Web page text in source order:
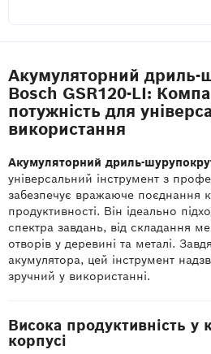
Акумуляторний дриль-
Bosch GSR120-LI:
потужність для
використання
Акумуляторний дриль-
універсальний інструмент з
забезпечує вражаюче поєднання
продуктивності. Він ідеально
спектра завдань, від складання
отворів у деревині та металі.
акумулятора, цей інструмент
зручний у використанні.
Висока продуктивність у
корпусі